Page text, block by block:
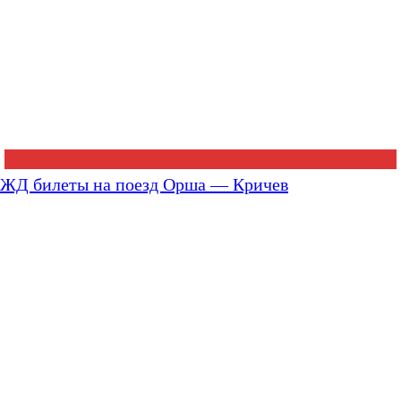
ЖД билеты на поезд Орша — Кричев